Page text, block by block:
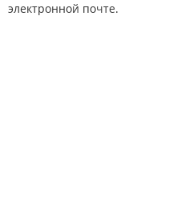
электронной почте.